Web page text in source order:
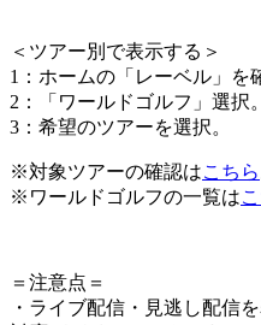
＜ ツアー別で表示する ＞
1：ホームの「レーベル」を
2：「ワールドゴルフ」選択。
3：希望のツアーを選択。
※対象ツアーの確認はこちら
※ワールドゴルフの一覧は
＝注意点＝
・ライブ配信・見逃し配信